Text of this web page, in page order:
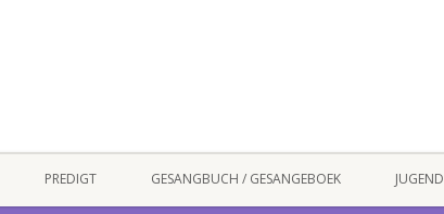
PREDIGT GESANGBUCH / GESANGEBOEK JUGEND